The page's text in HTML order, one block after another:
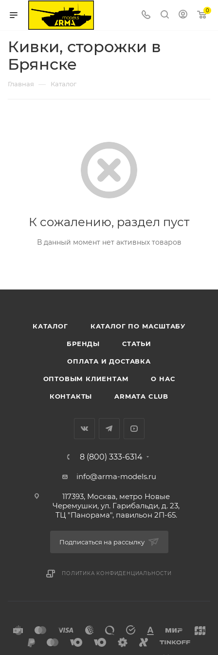
0
Кивки, сторожки в
Брянске
Главная — Каталог
К сожалению, раздел пуст
В данный момент нет активных товаров
КАТАЛОГ КАТАЛОГ ПО МАСШТАБУ
БРЕНДЫ СТАТЬИ
ОПЛАТА И ДОСТАВКА
ОПТОВЫМ КЛИЕНТАМ О НАС
КОНТАКТЫ ARMATA CLUB
8 (800) 333-6314
info@arma-models.ru
117393, Москва, метро Новые
Черемушки, ул. Гарибальди, д. 23,
ТЦ "Панорама", павильон 2П-65.
Подписаться на рассылку
ПОЛИТИКА КОНФИДЕНЦИАЛЬНОСТИ